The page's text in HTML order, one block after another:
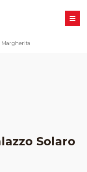
Margherita
Solaro